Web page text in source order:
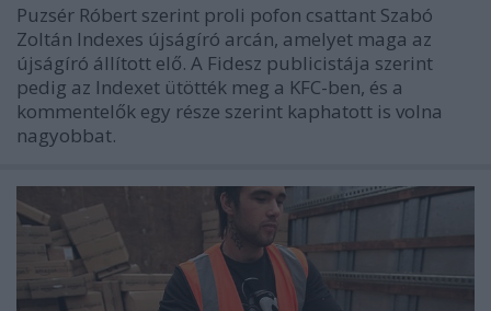
Puzsér Róbert szerint proli pofon csattant Szabó
Zoltán Indexes újságíró arcán, amelyet maga az
újságíró állított elő. A Fidesz publicistája szerint
pedig az Indexet ütötték meg a KFC-ben, és a
kommentelők egy része szerint kaphatott is volna
nagyobbat.